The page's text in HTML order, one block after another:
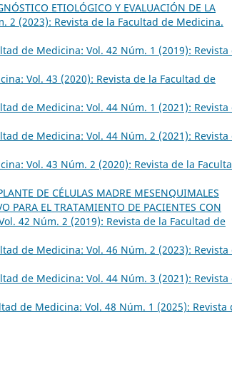
ETIOLÓGICO Y EVALUACIÓN DE LA
2 (2023): Revista de la Facultad de Medicina.
de Medicina: Vol. 42 Núm. 1 (2019): Revista
Vol. 43 (2020): Revista de la Facultad de
de Medicina: Vol. 44 Núm. 1 (2021): Revista
de Medicina: Vol. 44 Núm. 2 (2021): Revista
Vol. 43 Núm. 2 (2020): Revista de la
DE CÉLULAS MADRE MESENQUIMALES
PARA EL TRATAMIENTO DE PACIENTES CON
42 Núm. 2 (2019): Revista de la Facultad de
de Medicina: Vol. 46 Núm. 2 (2023): Revista
de Medicina: Vol. 44 Núm. 3 (2021): Revista
de Medicina: Vol. 48 Núm. 1 (2025): Revista